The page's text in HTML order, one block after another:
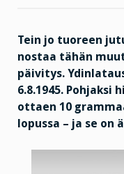
Tein jo tuoreen
nostaa tähän
päivitys.
6.8.1945. Pohjaksi
ottaen 10
lopussa – ja se